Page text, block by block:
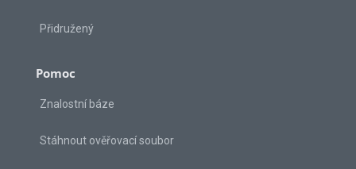
Přidružený
Pomoc
Znalostní báze
Stáhnout ověřovací soubor